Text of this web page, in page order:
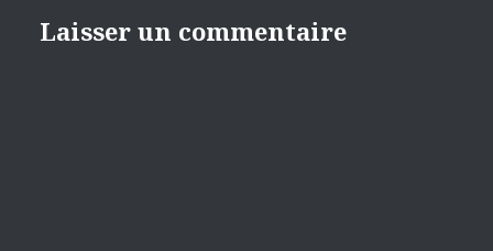
Laisser un commentaire